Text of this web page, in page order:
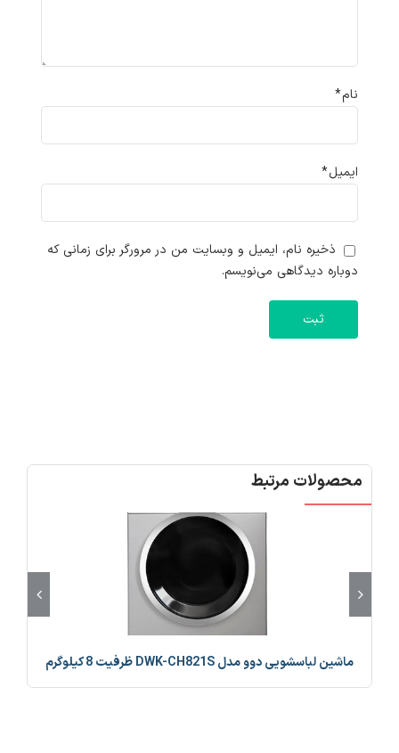
نام*
ایمیل*
ذخیره نام، ایمیل و وبسایت من در مرورگر برای زمانی که
دوباره دیدگاهی می‌نویسم.
محصولات مرتبط
ماشین لباسشویی دوو مدل DWK-CH821S ظرفیت 8 کیلوگرم